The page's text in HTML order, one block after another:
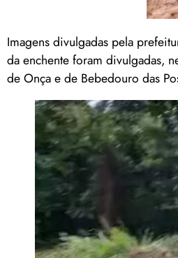
Imagens divulgadas pela
da enchente foram divulgadas,
de Onça e de Bebedouro das